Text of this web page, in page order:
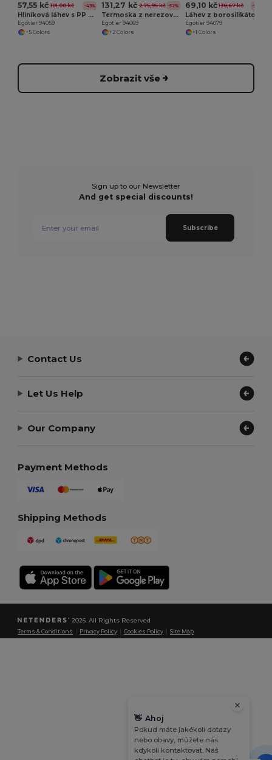
57,55 kč 101,00 kč -43%
Hliníková láhev s PP uzávěrem 660 ml
Egotier 94059
+5 Colors
131,27 kč 275,95 kč -52%
Termoska z nerezové oceli 470 ml
Egotier 94069
+2 Colors
69,10 kč 138,67 kč -50%
Egotier 94079
+1 Colors
Zobrazit vše
Sign up to our Newsletter
And get special discounts!
Subscribe
Contact Us
Let Us Help
Our Company
Payment Methods
Shipping Methods
2026. All Rights Reserved
Terms & Conditions Privacy Policy |Cookies Policy |Site Map
👋 Ahoj
Pokud máte jakékoli dotazy
nebo obavy, můžete nás
kdykoli kontaktovat. Náš